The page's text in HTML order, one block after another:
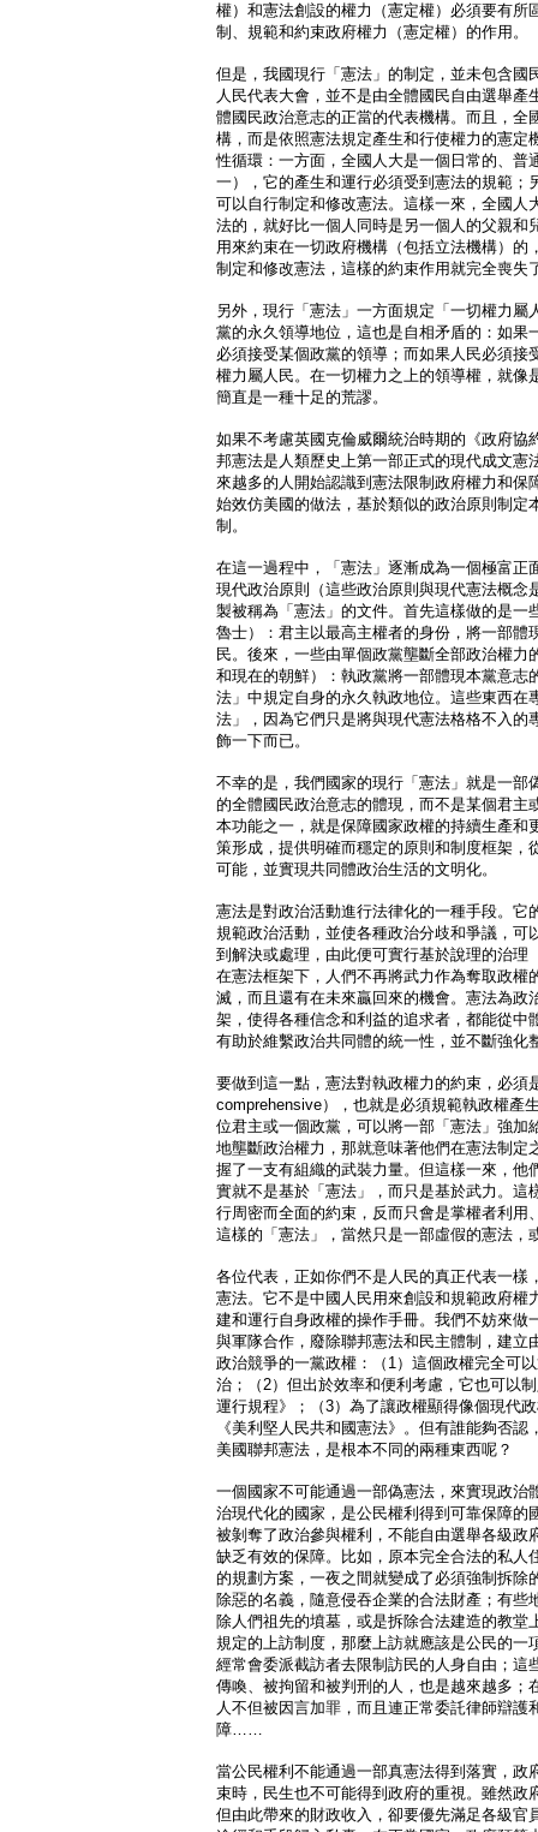
權）和憲法創設的權力（憲定權）必須要有所
制、規範和約束政府權力（憲定權）的作用。
但是，我國現行「憲法」的制定，並未包含國
人民代表大會，並不是由全體國民自由選舉產
體國民政治意志的正當的代表機構。而且，全
構，而是依照憲法規定產生和行使權力的憲定
性循環：一方面，全國人大是一個日常的、普
一），它的產生和運行必須受到憲法的規範；
可以自行制定和修改憲法。這樣一來，全國人
法的，就好比一個人同時是另一個人的父親和
用來約束在一切政府機構（包括立法機構）的
制定和修改憲法，這樣的約束作用就完全喪失
另外，現行「憲法」一方面規定「一切權力屬
黨的永久領導地位，這也是自相矛盾的：如果
必須接受某個政黨的領導；而如果人民必須接
權力屬人民。在一切權力之上的領導權，就像
簡直是一種十足的荒謬。
如果不考慮英國克倫威爾統治時期的《政府協
邦憲法是人類歷史上第一部正式的現代成文憲
來越多的人開始認識到憲法限制政府權力和保
始效仿美國的做法，基於類似的政治原則制定
制。
在這一過程中，「憲法」逐漸成為一個極富正
現代政治原則（這些政治原則與現代憲法概念
製被稱為「憲法」的文件。首先這樣做的是一
魯士）：君主以最高主權者的身份，將一部體
民。後來，一些由單個政黨壟斷全部政治權力
和現在的朝鮮）：執政黨將一部體現本黨意志
法」中規定自身的永久執政地位。這些東西在
法」，因為它們只是將與現代憲法格格不入的
飾一下而已。
不幸的是，我們國家的現行「憲法」就是一部
的全體國民政治意志的體現，而不是某個君主
本功能之一，就是保障國家政權的持續生產和
策形成，提供明確而穩定的原則和制度框架，
可能，並實現共同體政治生活的文明化。
憲法是對政治活動進行法律化的一種手段。它
規範政治活動，並使各種政治分歧和爭議，可
到解決或處理，由此便可實行基於說理的治理
在憲法框架下，人們不再將武力作為奪取政權
滅，而且還有在未來贏回來的機會。憲法為政
架，使得各種信念和利益的追求者，都能從中
有助於維繫政治共同體的統一性，並不斷強化
要做到這一點，憲法對執政權力的約束，必須
comprehensive），也就是必須規範執政權產
位君主或一個政黨，可以將一部「憲法」強加
地壟斷政治權力，那就意味著他們在憲法制定
握了一支有組織的武裝力量。但這樣一來，他
實就不是基於「憲法」，而只是基於武力。這
行周密而全面的約束，反而只會是掌權者利用
這樣的「憲法」，當然只是一部虛假的憲法，
各位代表，正如你們不是人民的真正代表一樣
憲法。它不是中國人民用來創設和規範政府權
建和運行自身政權的操作手冊。我們不妨來做
與軍隊合作，廢除聯邦憲法和民主體制，建立
政治競爭的一黨政權：（1）這個政權完全可
治；（2）但出於效率和便利考慮，它也可以
運行規程》；（3）為了讓政權顯得像個現代
《美利堅人民共和國憲法》。但有誰能夠否
美國聯邦憲法，是根本不同的兩種東西呢？
一個國家不可能通過一部偽憲法，來實現政治
治現代化的國家，是公民權利得到可靠保障的
被剝奪了政治參與權利，不能自由選舉各級政
缺乏有效的保障。比如，原本完全合法的私人
的規劃方案，一夜之間就變成了必須強制拆除
除惡的名義，隨意侵吞企業的合法財產；有些
除人們祖先的墳墓，或是拆除合法建造的教
規定的上訪制度，那麼上訪就應該是公民的一
經常會委派截訪者去限制訪民的人身自由；這
傳喚、被拘留和被判刑的人，也是越來越多；
人不但被因言加罪，而且連正常委託律師辯護
障……
當公民權利不能通過一部真憲法得到落實，政
束時，民生也不可能得到政府的重視。雖然政
但由此帶來的財政收入，卻要優先滿足各級官